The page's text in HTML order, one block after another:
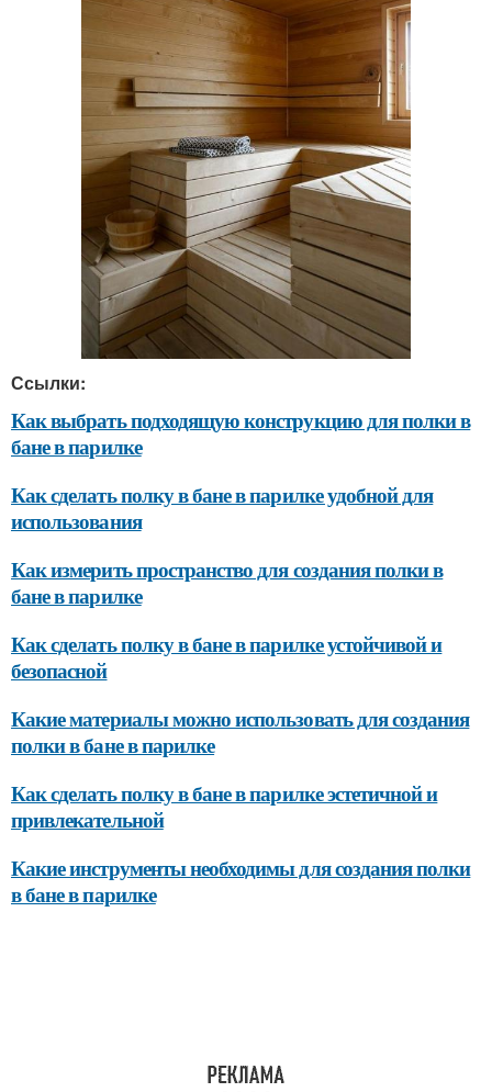
Ссылки:
Как выбрать подходящую конструкцию для полки в
бане в парилке
Как сделать полку в бане в парилке удобной для
использования
Как измерить пространство для создания полки в
бане в парилке
Как сделать полку в бане в парилке устойчивой и
безопасной
Какие материалы можно использовать для создания
полки в бане в парилке
Как сделать полку в бане в парилке эстетичной и
привлекательной
Какие инструменты необходимы для создания полки
в бане в парилке